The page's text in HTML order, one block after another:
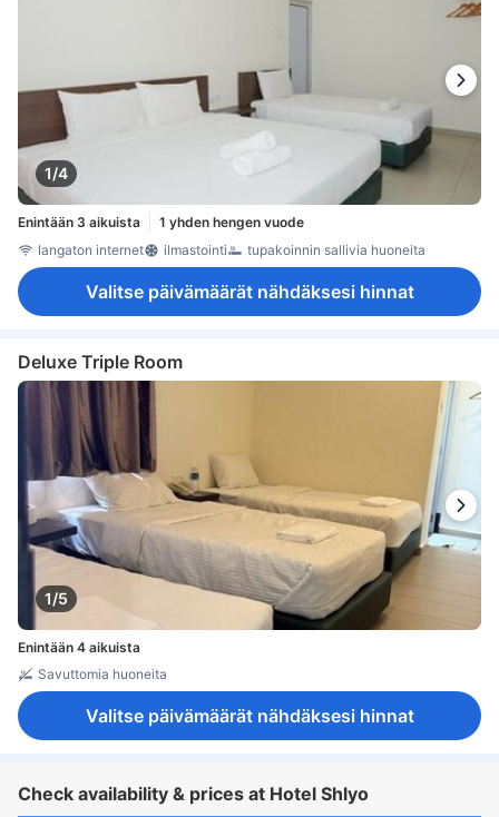
1/4
Enintään 3 aikuista
1 yhden hengen vuode
langaton internet
ilmastointi tupakoinnin sallivia huoneita
Valitse päivämäärät nähdäksesi hinnat
Deluxe Triple Room
1/5
Enintään 4 aikuista
Savuttomia huoneita
Valitse päivämäärät nähdäksesi hinnat
Check availability & prices at Hotel Shlyo